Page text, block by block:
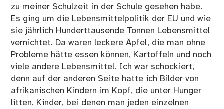
zu meiner Schulzeit in der Schule gesehen habe.
Es ging um die Lebensmittelpolitik der EU und wie
sie jährlich Hunderttausende Tonnen Lebensmittel
vernichtet. Da waren leckere Äpfel, die man ohne
Probleme hätte essen können, Kartoffeln und noch
viele andere Lebensmittel. Ich war schockiert,
denn auf der anderen Seite hatte ich Bilder von
afrikanischen Kindern im Kopf, die unter Hunger
litten. Kinder, bei denen man jeden einzelnen